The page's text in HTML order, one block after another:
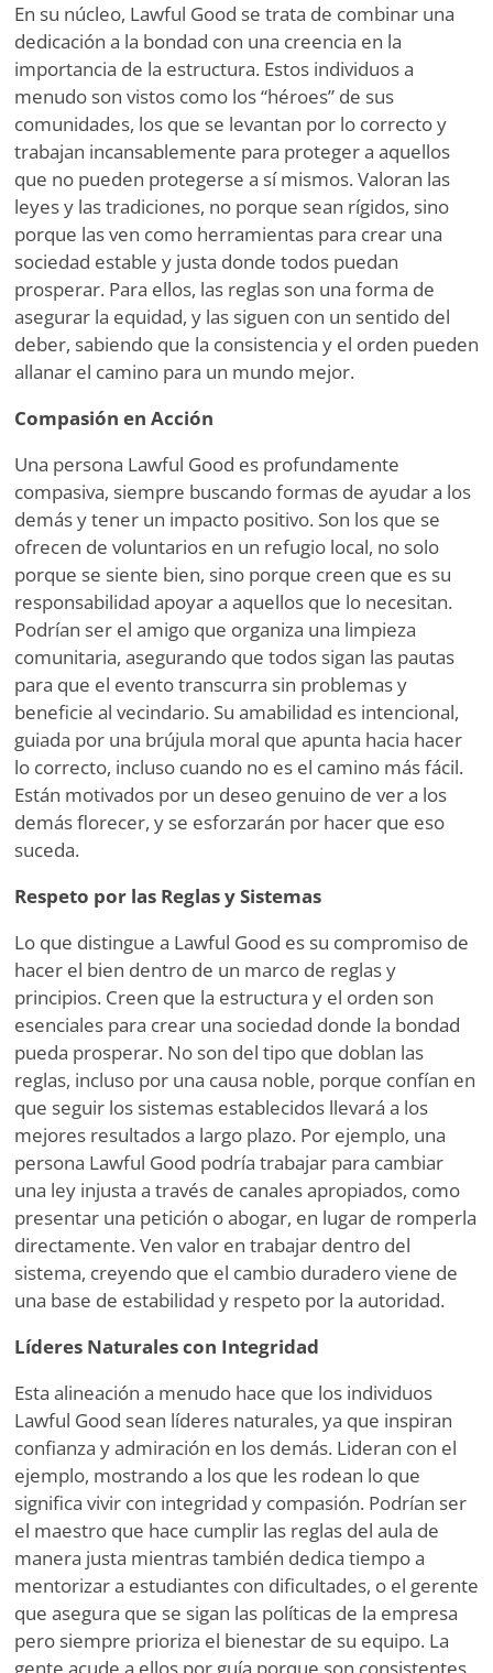
En su núcleo, Lawful Good se trata de combinar una
dedicación a la bondad con una creencia en la
importancia de la estructura. Estos individuos a
menudo son vistos como los “héroes” de sus
comunidades, los que se levantan por lo correcto y
trabajan incansablemente para proteger a aquellos
que no pueden protegerse a sí mismos. Valoran las
leyes y las tradiciones, no porque sean rígidos, sino
porque las ven como herramientas para crear una
sociedad estable y justa donde todos puedan
prosperar. Para ellos, las reglas son una forma de
asegurar la equidad, y las siguen con un sentido del
deber, sabiendo que la consistencia y el orden pueden
allanar el camino para un mundo mejor.
Compasión en Acción
Una persona Lawful Good es profundamente
compasiva, siempre buscando formas de ayudar a los
demás y tener un impacto positivo. Son los que se
ofrecen de voluntarios en un refugio local, no solo
porque se siente bien, sino porque creen que es su
responsabilidad apoyar a aquellos que lo necesitan.
Podrían ser el amigo que organiza una limpieza
comunitaria, asegurando que todos sigan las pautas
para que el evento transcurra sin problemas y
beneficie al vecindario. Su amabilidad es intencional,
guiada por una brújula moral que apunta hacia hacer
lo correcto, incluso cuando no es el camino más fácil.
Están motivados por un deseo genuino de ver a los
demás florecer, y se esforzarán por hacer que eso
suceda.
Respeto por las Reglas y Sistemas
Lo que distingue a Lawful Good es su compromiso de
hacer el bien dentro de un marco de reglas y
principios. Creen que la estructura y el orden son
esenciales para crear una sociedad donde la bondad
pueda prosperar. No son del tipo que doblan las
reglas, incluso por una causa noble, porque confían en
que seguir los sistemas establecidos llevará a los
mejores resultados a largo plazo. Por ejemplo, una
persona Lawful Good podría trabajar para cambiar
una ley injusta a través de canales apropiados, como
presentar una petición o abogar, en lugar de romperla
directamente. Ven valor en trabajar dentro del
sistema, creyendo que el cambio duradero viene de
una base de estabilidad y respeto por la autoridad.
Líderes Naturales con Integridad
Esta alineación a menudo hace que los individuos
Lawful Good sean líderes naturales, ya que inspiran
confianza y admiración en los demás. Lideran con el
ejemplo, mostrando a los que les rodean lo que
significa vivir con integridad y compasión. Podrían ser
el maestro que hace cumplir las reglas del aula de
manera justa mientras también dedica tiempo a
mentorizar a estudiantes con dificultades, o el gerente
que asegura que se sigan las políticas de la empresa
pero siempre prioriza el bienestar de su equipo. La